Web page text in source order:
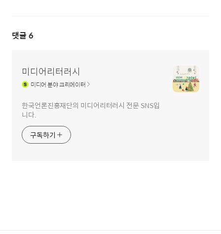
댓글 6
미디어리터러시
미디어분야 크리에이터
한국언론진흥재단의 미디어리터러시 전문 SNS입
니다.
구독하기